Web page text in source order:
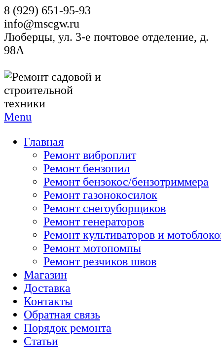
8 (929) 651-95-93
info@mscgw.ru
Люберцы, ул. 3-е почтовое отделение, д.
98А
Menu
Главная
Ремонт виброплит
Ремонт бензопил
Ремонт бензокос/бензотриммера
Ремонт газонокосилок
Ремонт снегоуборщиков
Ремонт генераторов
Ремонт культиваторов и
Ремонт мотопомпы
Ремонт резчиков швов
Магазин
Доставка
Контакты
Обратная связь
Порядок ремонта
Статьи